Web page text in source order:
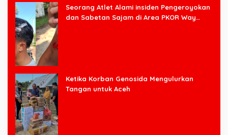
Seorang Atlet Alami insiden Pengeroyokan
dan Sabetan Sajam di Area PKOR Way
Ketika Korban Genosida Mengulurkan
Tangan untuk Aceh